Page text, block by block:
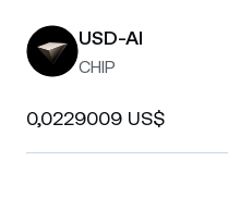
USD-AI
CHIP
0,0229009 US$